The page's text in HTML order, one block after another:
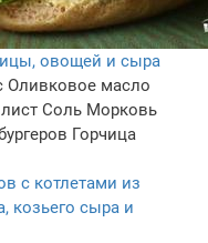
овощей и сыра
Оливковое масло
Соль Морковь
Горчица
с котлетами из
козьего сыра и